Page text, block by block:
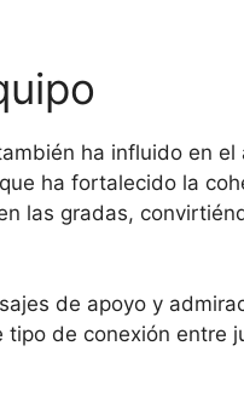
ha influido en
ha fortalecido la
las gradas,
de apoyo y
de conexión entre